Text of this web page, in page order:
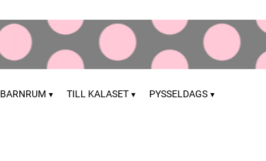
BARNRUM TILL KALASET PYSSELDAGS